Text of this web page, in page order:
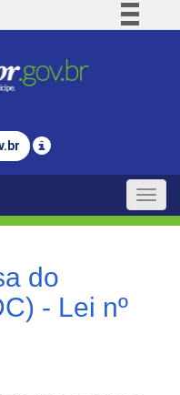
Comunica BR
Legislação
Toggle
do
- Lei nº